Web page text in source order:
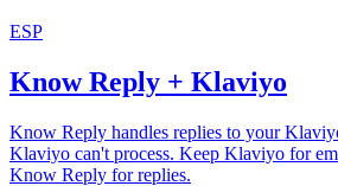
ESP
Know Reply + Klaviyo
Know Reply handles replies to your
Klaviyo can't process. Keep Klaviyo for
Know Reply for replies.